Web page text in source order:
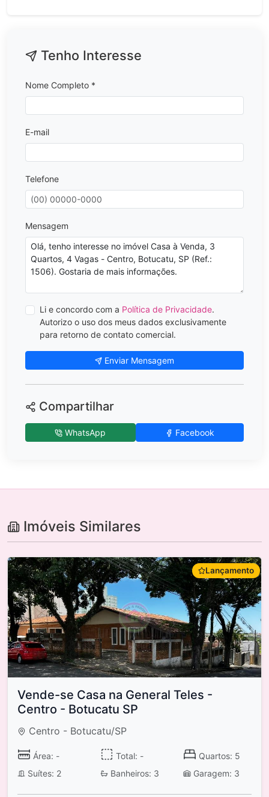
Tenho Interesse
Nome Completo *
E-mail
Telefone
Mensagem
Li e concordo com a Política de Privacidade.
Autorizo o uso dos meus dados exclusivamente
para retorno de contato comercial.
Enviar Mensagem
Compartilhar
WhatsApp Facebook
Imóveis Similares
Lançamento
Vende-se Casa na General Teles -
Centro - Botucatu SP
Centro - Botucatu/SP
Área: - Total: -
Quartos: 5
Suítes: 2
Banheiros: 3 Garagem: 3